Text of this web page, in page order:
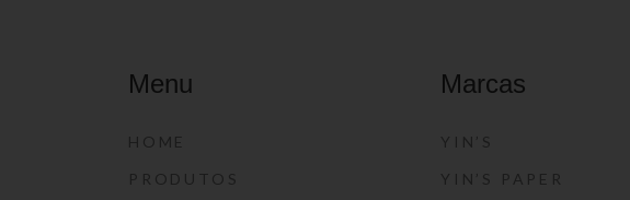
Menu
HOME
PRODUTOS
Marcas
YIN’S
YIN’S PAPER